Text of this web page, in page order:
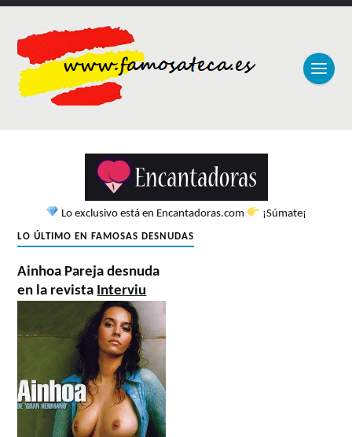
Lo exclusivo está en Encantadoras.com ¡Súmate¡
LO ÚLTIMO EN FAMOSAS DESNUDAS
Ainhoa Pareja desnuda
en la revista Interviu